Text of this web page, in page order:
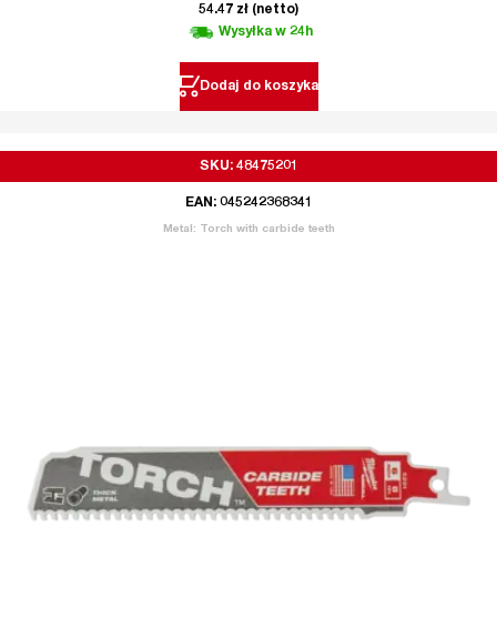
54.47 zł (netto)
Wysyłka w 24h
Dodaj do koszyka
SKU: 48475201
EAN: 045242368341
Metal: Torch with carbide teeth